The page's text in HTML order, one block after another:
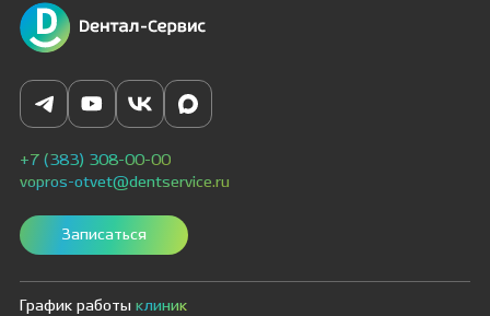
+7 (383) 308-00-00
vopros-otvet@dentservice.ru
Записаться
График работы клиник